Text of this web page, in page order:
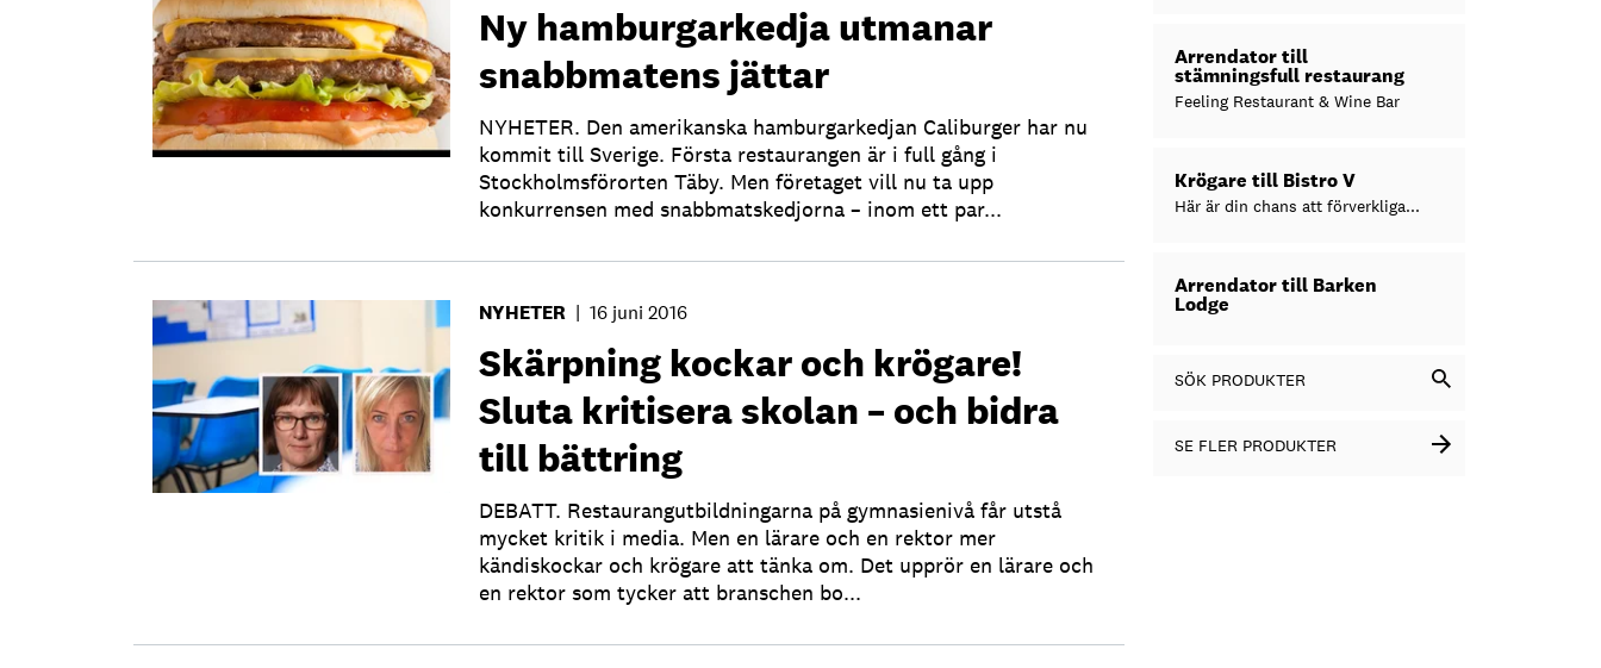
Ny hamburgarkedja utmanar
snabbmatens jättar
NYHETER. Den amerikanska hamburgarkedjan Caliburger har nu
kommit till Sverige. Första restaurangen är i full gång i
Stockholmsförorten Täby. Men företaget vill nu ta upp
konkurrensen med snabbmatskedjorna – inom ett par...
NYHETER | 16 juni 2016
Skärpning kockar och krögare!
Sluta kritisera skolan – och bidra
till bättring
DEBATT. Restaurangutbildningarna på gymnasienivå får utstå
mycket kritik i media. Men en lärare och en rektor mer
kändiskockar och krögare att tänka om. Det upprör en lärare och
en rektor som tycker att branschen bo...
Arrendator till
stämningsfull restaurang
Feeling Restaurant & Wine Bar
Krögare till Bistro V
Här är din chans att förverkliga...
Arrendator till Barken
Lodge
SÖK PRODUKTER
SE FLER PRODUKTER